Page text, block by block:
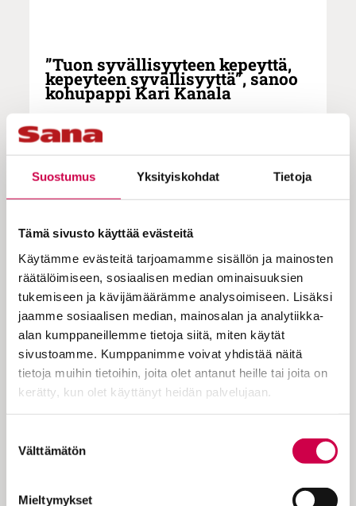
Suostumus Yksityiskohdat Tietoja
Tämä sivusto käyttää evästeitä
Käytämme evästeitä tarjoamamme sisällön ja mainosten
räätälöimiseen, sosiaalisen median ominaisuuksien
tukemiseen ja kävijämäärämme analysoimiseen. Lisäksi
jaamme sosiaalisen median, mainosalan ja analytiikka-
alan kumppaneillemme tietoja siitä, miten käytät
sivustoamme. Kumppanimme voivat yhdistää näitä
tietoja muihin tietoihin, joita olet antanut heille tai joita on
kerätty, kun olet käyttänyt heidän palvelujaan.
valinta
Välttämätön
Mieltymykset
”Tuon syvällisyyteen kepeyttä,
kepeyteen syvällisyyttä”, sanoo
kohupappi Kari Kanala
”On vakava virhe erottaa toisistaan
maallinen ja hengellinen”, Kari
yhdistyvät viidessä h:ssa – hiljaisuus,
hitaus, huumori, hyväksyntä,
hyödyttömyys sekä neljässä j:ssä –
Jeesus, juusto, jalkapallo ja julkisuus.
Helsingin Paavalin seurakunnan
kirkkoherra Kari Kanala on monien ”tuttu”
– julkisuudesta. Nyt hän avaa elämäänsä
kirjassa Pappi ja pelimies (Tammi 2024).
kasvutarina ”keskenkasvuisesta kakarasta